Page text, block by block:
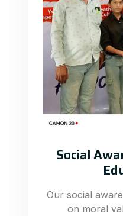
Social
Our social
on moral